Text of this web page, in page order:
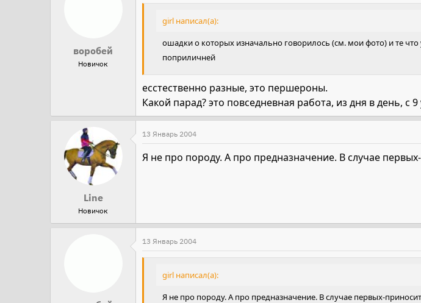
воробей
Новичок
girl написал(а):
ошадки о которых изначально говорилось (см. мои фото) и те
поприличней
есстественно разные, это першероны.
Какой парад? это повседневная работа, из дня в день, с
Line
Новичок
13 Январь 2004
Я не про породу. А про предназначение. В случае
13 Январь 2004
girl написал(а):
Я не про породу. А про предназначение. В случае первых-